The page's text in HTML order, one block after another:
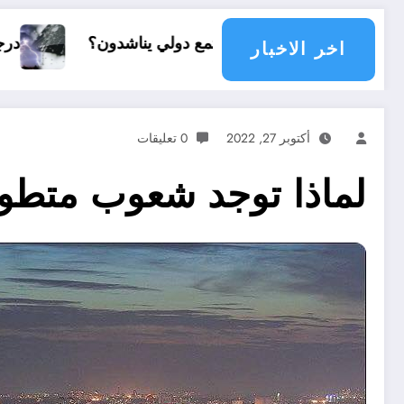
اخر الاخبار
دولي يناشدون؟ درجات الحرارة و الأمطار في سبتمبر 2026 في
أكتوبر 27, 2022 0 تعليقات
لماذا توجد شعوب